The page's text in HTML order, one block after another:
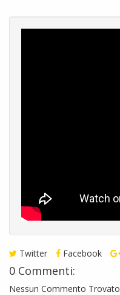
Twitter Facebook
0 Commenti:
Nessun Commento Trovato